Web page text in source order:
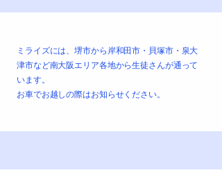
ミライズには、堺市から岸和田市・貝塚市・泉大
津市など南大阪エリア各地から生徒さんが通って
います。​
お車でお越しの際はお知らせください。